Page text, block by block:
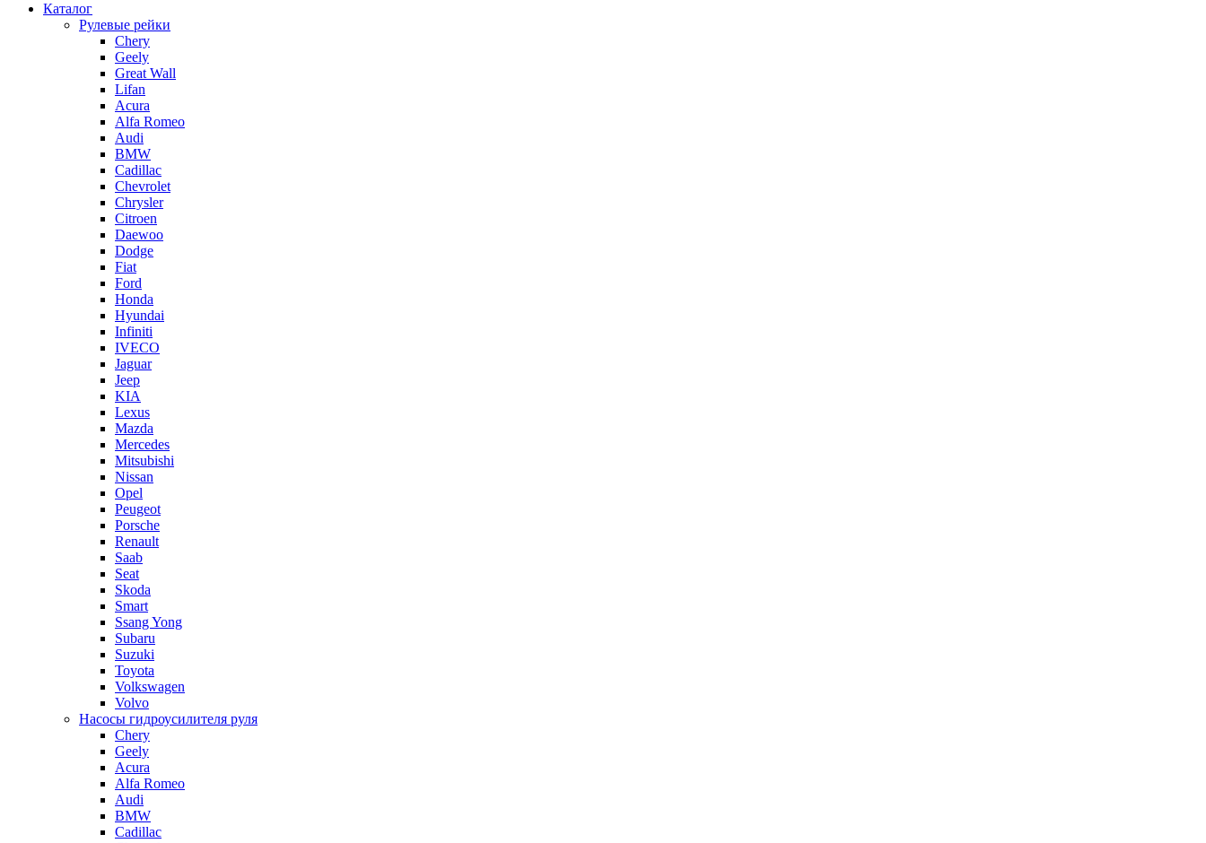
Каталог
Рулевые рейки
Chery
Geely
Great Wall
Lifan
Acura
Alfa Romeo
Audi
BMW
Cadillac
Chevrolet
Chrysler
Citroen
Daewoo
Dodge
Fiat
Ford
Honda
Hyundai
Infiniti
IVECO
Jaguar
Jeep
KIA
Lexus
Mazda
Mercedes
Mitsubishi
Nissan
Opel
Peugeot
Porsche
Renault
Saab
Seat
Skoda
Smart
Ssang Yong
Subaru
Suzuki
Toyota
Volkswagen
Volvo
Насосы гидроусилителя руля
Chery
Geely
Acura
Alfa Romeo
Audi
BMW
Cadillac